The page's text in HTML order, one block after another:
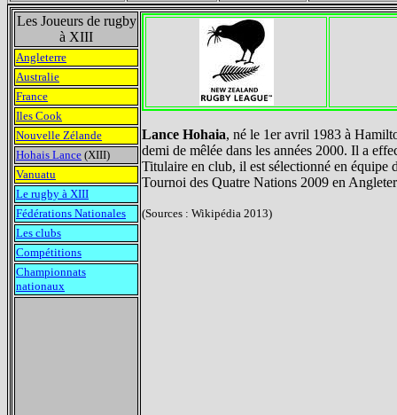
Les Joueurs de rugby
à XIII
Lance Hohaia, né le 1er avril 1983 à
demi de mêlée dans les années 2000. Il a
Titulaire en club, il est sélectionné en
Tournoi des Quatre Nations 2009 en
(Sources : Wikipédia 2013)
Angleterre
Australie
France
Iles Cook
Nouvelle Zélande
Hohais Lance (XIII)
Vanuatu
Le rugby à XIII
Fédérations Nationales
Les clubs
Compétitions
Championnats
nationaux